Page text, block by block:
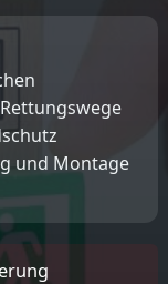
und Montage